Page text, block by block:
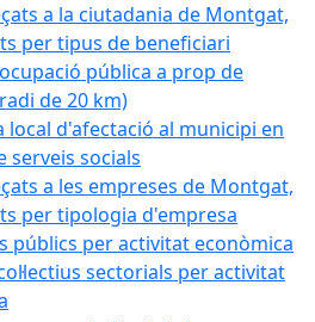
a la ciutadania de Montgat,
per tipus de beneficiari
pública a prop de
de 20 km)
local d'afectació al municipi en
serveis socials
a les empreses de Montgat,
per tipologia d'empresa
públics per activitat econòmica
sectorials per activitat